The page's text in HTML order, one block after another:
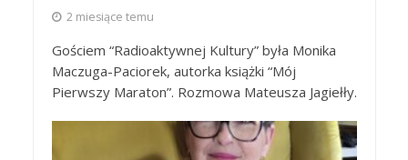
2 miesiące temu
Gościem “Radioaktywnej Kultury” była Monika
Maczuga-Paciorek, autorka książki “Mój
Pierwszy Maraton”. Rozmowa Mateusza Jagiełły.